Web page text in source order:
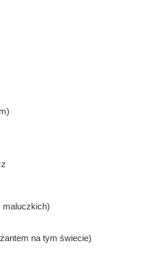
maluczkich)
na tym świecie)